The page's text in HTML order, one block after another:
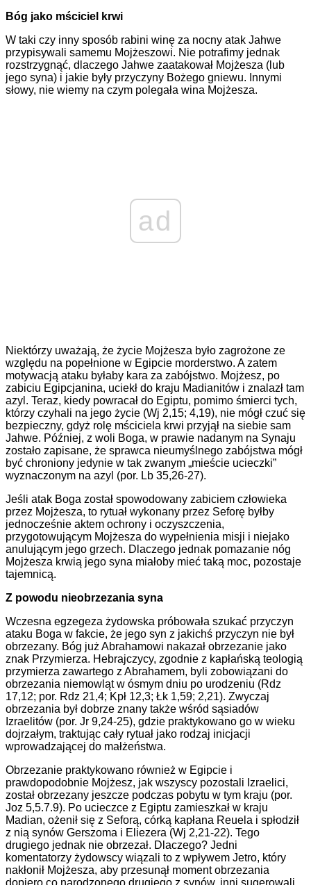
Bóg jako mściciel krwi
W taki czy inny sposób rabini winę za nocny atak Jahwe
przypisywali samemu Mojżeszowi. Nie potrafimy jednak
rozstrzygnąć, dlaczego Jahwe zaatakował Mojżesza (lub
jego syna) i jakie były przyczyny Bożego gniewu. Innymi
słowy, nie wiemy na czym polegała wina Mojżesza.
ad
Niektórzy uważają, że życie Mojżesza było zagrożone ze
względu na popełnione w Egipcie morderstwo. A zatem
motywacją ataku byłaby kara za zabójstwo. Mojżesz, po
zabiciu Egipcjanina, uciekł do kraju Madianitów i znalazł tam
azyl. Teraz, kiedy powracał do Egiptu, pomimo śmierci tych,
którzy czyhali na jego życie (Wj 2,15; 4,19), nie mógł czuć się
bezpieczny, gdyż rolę mściciela krwi przyjął na siebie sam
Jahwe. Później, z woli Boga, w prawie nadanym na Synaju
zostało zapisane, że sprawca nieumyślnego zabójstwa mógł
być chroniony jedynie w tak zwanym „mieście ucieczki”
wyznaczonym na azyl (por. Lb 35,26-27).
Jeśli atak Boga został spowodowany zabiciem człowieka
przez Mojżesza, to rytuał wykonany przez Seforę byłby
jednocześnie aktem ochrony i oczyszczenia,
przygotowującym Mojżesza do wypełnienia misji i niejako
anulującym jego grzech. Dlaczego jednak pomazanie nóg
Mojżesza krwią jego syna miałoby mieć taką moc, pozostaje
tajemnicą.
Z powodu nieobrzezania syna
Wczesna egzegeza żydowska próbowała szukać przyczyn
ataku Boga w fakcie, że jego syn z jakichś przyczyn nie był
obrzezany. Bóg już Abrahamowi nakazał obrzezanie jako
znak Przymierza. Hebrajczycy, zgodnie z kapłańską teologią
przymierza zawartego z Abrahamem, byli zobowiązani do
obrzezania niemowląt w ósmym dniu po urodzeniu (Rdz
17,12; por. Rdz 21,4; Kpł 12,3; Łk 1,59; 2,21). Zwyczaj
obrzezania był dobrze znany także wśród sąsiadów
Izraelitów (por. Jr 9,24-25), gdzie praktykowano go w wieku
dojrzałym, traktując cały rytuał jako rodzaj inicjacji
wprowadzającej do małżeństwa.
Obrzezanie praktykowano również w Egipcie i
prawdopodobnie Mojżesz, jak wszyscy pozostali Izraelici,
został obrzezany jeszcze podczas pobytu w tym kraju (por.
Joz 5,5.7.9). Po ucieczce z Egiptu zamieszkał w kraju
Madian, ożenił się z Seforą, córką kapłana Reuela i spłodził
z nią synów Gerszoma i Eliezera (Wj 2,21-22). Tego
drugiego jednak nie obrzezał. Dlaczego? Jedni
komentatorzy żydowscy wiązali to z wpływem Jetro, który
nakłonił Mojżesza, aby przesunął moment obrzezania